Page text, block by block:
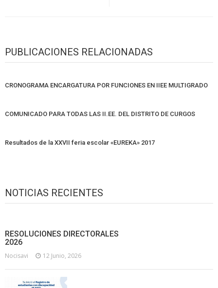
PUBLICACIONES RELACIONADAS
CRONOGRAMA ENCARGATURA POR FUNCIONES EN IIEE MULTIGRADO
COMUNICADO PARA TODAS LAS II.EE. DEL DISTRITO DE CURGOS
Resultados de la XXVII feria escolar «EUREKA» 2017
NOTICIAS RECIENTES
RESOLUCIONES DIRECTORALES
2026
Nocisavi 12 Junio, 2026